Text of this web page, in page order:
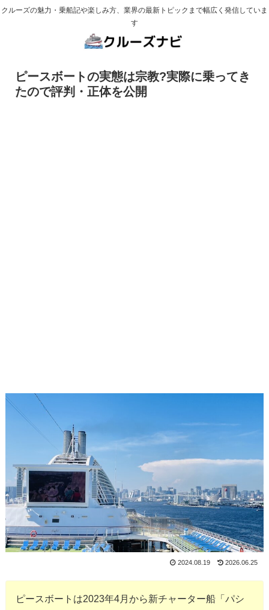
クルーズの魅力・乗船記や楽しみ方、業界の最新トピックまで幅広く発信していま
す
ピースボートの実態は宗教?実際に乗ってき
たので評判・正体を公開
2024.08.19 2026.06.25
ピースボートは2023年4月から新チャーター船「パシ